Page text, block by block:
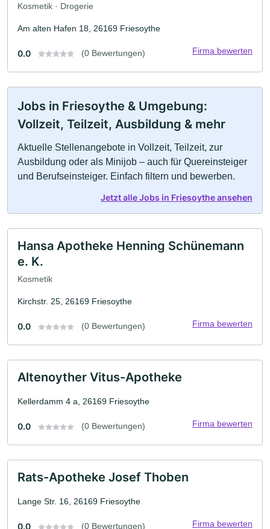
Kosmetik · Drogerie
Am alten Hafen 18, 26169 Friesoythe
0.0 (0 Bewertungen) Firma bewerten
Jobs in Friesoythe & Umgebung:
Vollzeit, Teilzeit, Ausbildung & mehr
Aktuelle Stellenangebote in Vollzeit, Teilzeit, zur
Ausbildung oder als Minijob – auch für Quereinsteiger
und Berufseinsteiger. Einfach filtern und bewerben.
Jetzt alle Jobs in Friesoythe ansehen
Hansa Apotheke Henning Schünemann
e. K.
Kosmetik
Kirchstr. 25, 26169 Friesoythe
0.0 (0 Bewertungen) Firma bewerten
Altenoyther Vitus-Apotheke
Kellerdamm 4 a, 26169 Friesoythe
0.0 (0 Bewertungen) Firma bewerten
Rats-Apotheke Josef Thoben
Lange Str. 16, 26169 Friesoythe
0.0 (0 Bewertungen) Firma bewerten